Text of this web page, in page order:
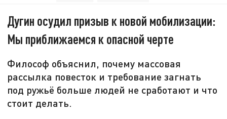
Дугин осудил призыв к новой мобилизации:
Мы приближаемся к опасной черте
Философ объяснил, почему массовая
рассылка повесток и требование загнать
под ружьё больше людей не сработают и что
стоит делать.